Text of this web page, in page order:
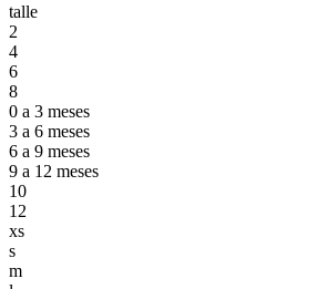
talle
2
4
6
8
0 a 3 meses
3 a 6 meses
6 a 9 meses
9 a 12 meses
10
12
xs
s
m